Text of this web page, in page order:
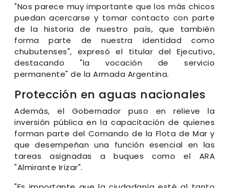
"Nos parece muy importante que los más chicos
puedan acercarse y tomar contacto con parte
de la historia de nuestro país, que también
forma parte de nuestra identidad como
chubutenses", expresó el titular del Ejecutivo,
destacando "la vocación de servicio
permanente" de la Armada Argentina.
Protección en aguas nacionales
Además, el Gobernador puso en relieve la
inversión pública en la capacitación de quienes
forman parte del Comando de la Flota de Mar y
que desempeñan una función esencial en las
tareas asignadas a buques como el ARA
"Almirante Irízar".